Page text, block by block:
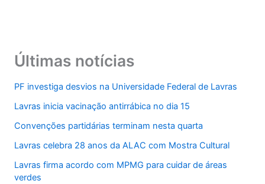
Últimas notícias
PF investiga desvios na Universidade Federal de Lavras
Lavras inicia vacinação antirrábica no dia 15
Convenções partidárias terminam nesta quarta
Lavras celebra 28 anos da ALAC com Mostra Cultural
Lavras firma acordo com MPMG para cuidar de áreas
verdes